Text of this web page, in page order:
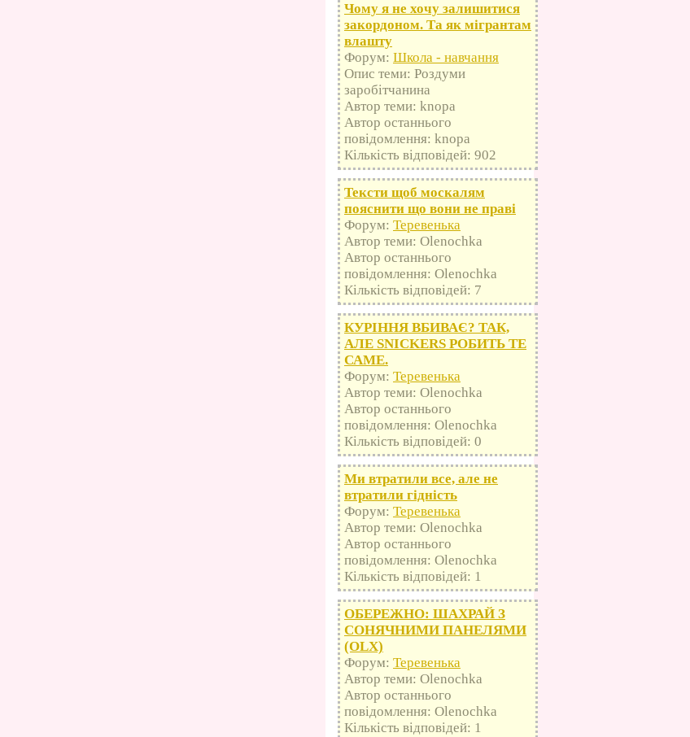
Чому я не хочу залишитися
закордоном. Та як мігрантам
влашту
Форум: Школа - навчання
Опис теми: Роздуми
заробітчанина
Автор теми: knopa
Автор останнього
повідомлення: knopa
Кількість відповідей: 902
Тексти щоб москалям
пояснити що вони не праві
Форум: Теревенька
Автор теми: Olenochka
Автор останнього
повідомлення: Olenochka
Кількість відповідей: 7
КУРІННЯ ВБИВАЄ? ТАК,
АЛЕ SNICKERS РОБИТЬ ТЕ
САМЕ.
Форум: Теревенька
Автор теми: Olenochka
Автор останнього
повідомлення: Olenochka
Кількість відповідей: 0
Ми втратили все, але не
втратили гідність
Форум: Теревенька
Автор теми: Olenochka
Автор останнього
повідомлення: Olenochka
Кількість відповідей: 1
ОБЕРЕЖНО: ШАХРАЙ З
СОНЯЧНИМИ ПАНЕЛЯМИ
(OLX)
Форум: Теревенька
Автор теми: Olenochka
Автор останнього
повідомлення: Olenochka
Кількість відповідей: 1